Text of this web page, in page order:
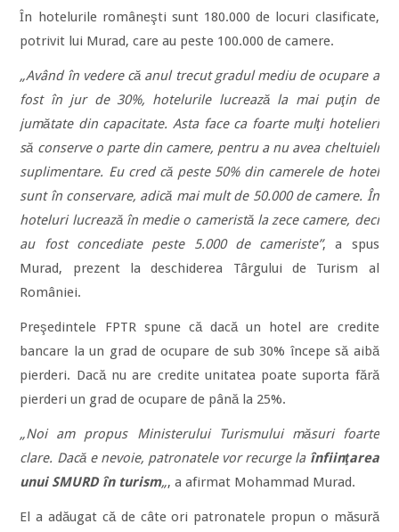
În hotelurile româneşti sunt 180.000 de locuri clasificate,
potrivit lui Murad, care au peste 100.000 de camere.
„Având în vedere că anul trecut gradul mediu de ocupare a
fost în jur de 30%, hotelurile lucrează la mai puţin de
jumătate din capacitate. Asta face ca foarte mulţi hotelieri
să conserve o parte din camere, pentru a nu avea cheltuieli
suplimentare. Eu cred că peste 50% din camerele de hotel
sunt în conservare, adică mai mult de 50.000 de camere. În
hoteluri lucrează în medie o cameristă la zece camere, deci
au fost concediate peste 5.000 de cameriste”, a spus
Murad, prezent la deschiderea Târgului de Turism al
României.
Preşedintele FPTR spune că dacă un hotel are credite
bancare la un grad de ocupare de sub 30% începe să aibă
pierderi. Dacă nu are credite unitatea poate suporta fără
pierderi un grad de ocupare de până la 25%.
„Noi am propus Ministerului Turismului măsuri foarte
clare. Dacă e nevoie, patronatele vor recurge la înfiinţarea
unui SMURD în turism„, a afirmat Mohammad Murad.
El a adăugat că de câte ori patronatele propun o măsură